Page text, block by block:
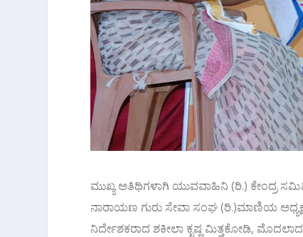
ಮುಖ್ಯ ಅತಿಥಿಗಳಾಗಿ ಯುವವಾಹಿನಿ (ರಿ.) ಕೇಂದ್ರ
ನಾರಾಯಣ ಗುರು ಸೇವಾ ಸಂಘ (ರಿ.)ಮಾಣಿಯ
ನಿರ್ದೇಶಕರಾದ ಶಕೀಲಾ ಕೃಷ್ಣ ಮಿತ್ತಕೋಡಿ,